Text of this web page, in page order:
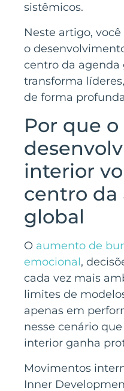
sistêmicos.
Neste artigo,
o
centro da agenda
transforma
de forma
Por que o
interior
centro da
global
O aumento de
emocional,
cada vez mais
limites de
apenas em
nesse cenário
interior ganha
Movimentos
Inner